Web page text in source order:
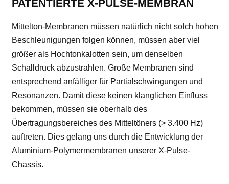
PATENTIERTE X-PULSE-MEMBRAN
Mittelton-Membranen müssen natürlich nicht solch hohen
Beschleunigungen folgen können, müssen aber viel
größer als Hochtonkalotten sein, um denselben
Schalldruck abzustrahlen. Große Membranen sind
entsprechend anfälliger für Partialschwingungen und
Resonanzen. Damit diese keinen klanglichen Einfluss
bekommen, müssen sie oberhalb des
Übertragungsbereiches des Mitteltöners (> 3.400 Hz)
auftreten. Dies gelang uns durch die Entwicklung der
Aluminium-Polymermembranen unserer X-Pulse-
Chassis.